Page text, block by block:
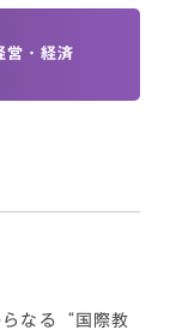
営・経済
らなる“国際教